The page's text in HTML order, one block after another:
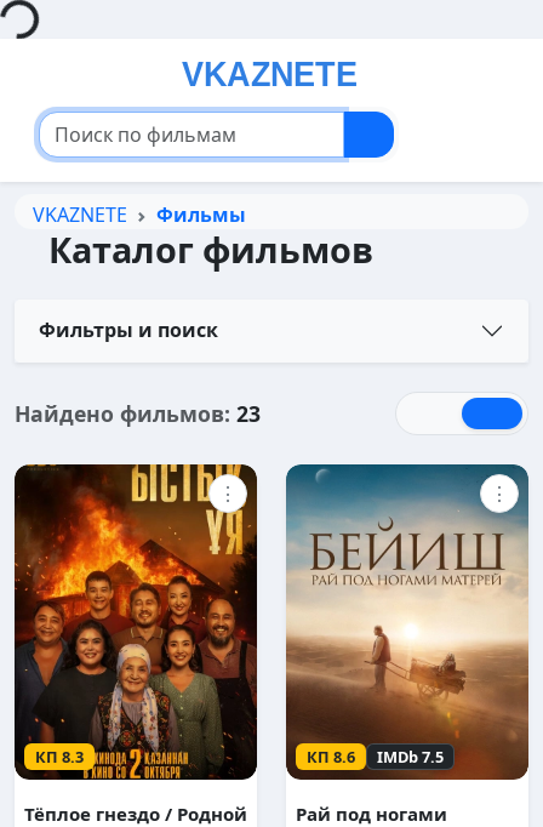
Loading...
VKAZNETE Фильмы
Каталог фильмов
Фильтры и поиск
Найдено фильмов: 23
⋮
КП 8.3
Тёплое гнездо / Родной
⋮
КП 8.6 IMDb 7.5
Рай под ногами